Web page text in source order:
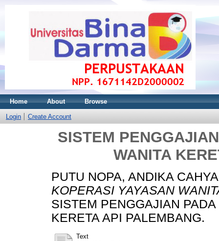
Home About Browse
Login Create Account
SISTEM
WANITA
PUTU NOPA, ANDIKA CAHYA
KOPERASI YAYASAN
SISTEM PENGGAJIAN
KERETA API PALEMBANG.
Text